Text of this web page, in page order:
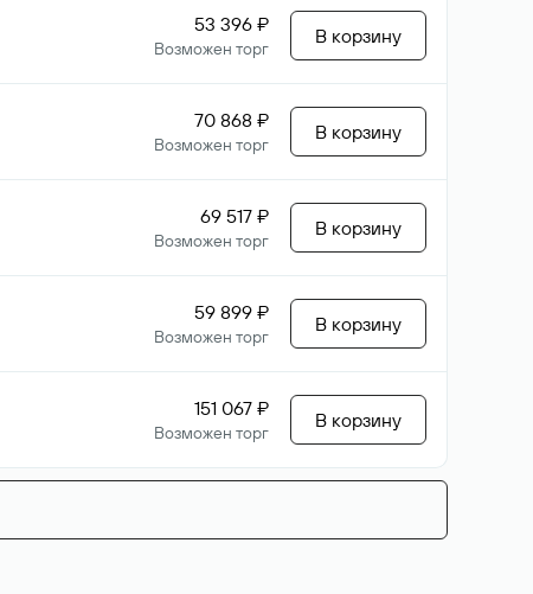
53 396 ₽
Возможен торг
В корзину
70 868 ₽
Возможен торг
В корзину
69 517 ₽
Возможен торг
В корзину
59 899 ₽
Возможен торг
В корзину
151 067 ₽
Возможен торг
В корзину